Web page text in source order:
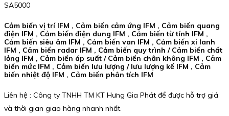
SA5000
Cảm biến vị trí IFM , Cảm biến cảm ứng IFM , Cảm biến quang
điện IFM , Cảm biến điện dung IFM , Cảm biến từ tính IFM ,
Cảm biến siêu âm IFM , Cảm biến van IFM , Cảm biến xi lanh
IFM , Cảm biến radar IFM , Cảm biến quy trình / Cảm biến chất
lỏng IFM , Cảm biến áp suất / Cảm biến chân không IFM , Cảm
biến mức IFM , Cảm biến lưu lượng / lưu lượng kế IFM , Cảm
biến nhiệt độ IFM , Cảm biến phân tích IFM
Liên hệ : Công ty TNHH TM KT Hưng Gia Phát để được hỗ trợ giá
và thời gian giao hàng nhanh nhất.